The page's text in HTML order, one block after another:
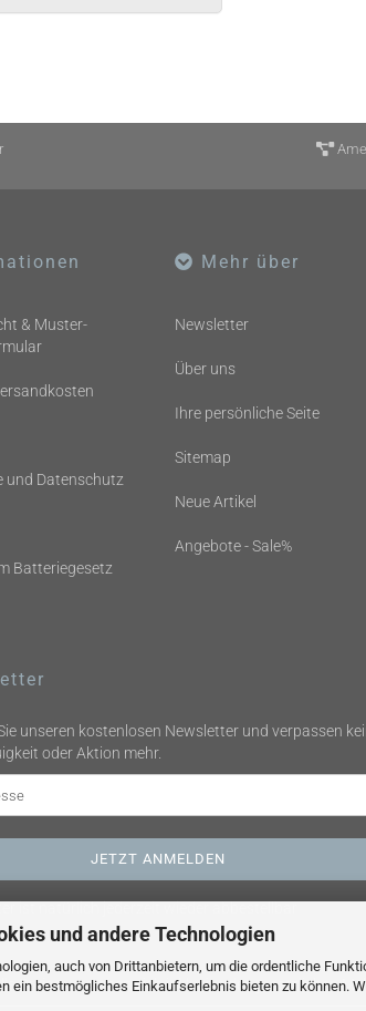
und andere Technologien
auch von Drittanbietern, um die ordentliche
ein bestmögliches Einkaufserlebnis bieten zu können.
& Muster-
und Datenschutz
Batteriegesetz
Mehr über
Newsletter
Über uns
Ihre persönliche Seite
Sitemap
Neue Artikel
Angebote - Sale%
unseren kostenlosen Newsletter und verpassen
oder Aktion mehr.
Preise verstehen sich inklusive der gesetzlichen